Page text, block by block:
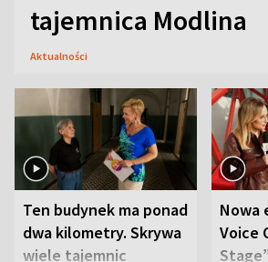
tajemnica Modlina
Aktualności
Ten budynek ma ponad
dwa kilometry. Skrywa
wiele tajemnic
Nowa
Voice